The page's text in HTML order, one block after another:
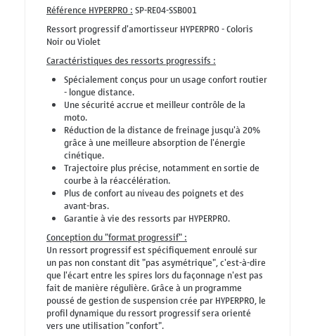
Référence HYPERPRO :SP-RE04-SSB001
Ressort progressif d'amortisseur HYPERPRO - Coloris
Noir ou Violet
Caractéristiques des ressorts progressifs :
Spécialement conçus pour un usage confort routier
- longue distance.
Une sécurité accrue et meilleur contrôle de la
moto.
Réduction de la distance de freinage jusqu'à 20%
grâce à une meilleure absorption de l'énergie
cinétique.
Trajectoire plus précise, notamment en sortie de
courbe à la réaccélération.
Plus de confort au niveau des poignets et des
avant-bras.
Garantie à vie des ressorts par HYPERPRO.
Conception du "format progressif" :
Un ressort progressif est spécifiquement enroulé sur
un pas non constant dit "pas asymétrique", c'est-à-dire
que l'écart entre les spires lors du façonnage n'est pas
fait de manière régulière. Grâce à un programme
poussé de gestion de suspension crée par HYPERPRO, le
profil dynamique du ressort progressif sera orienté
vers une utilisation "confort".